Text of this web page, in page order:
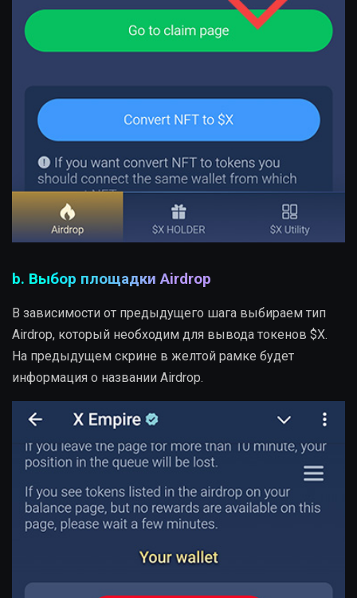
b. Выбор площадки Airdrop
В зависимости от предыдущего шага выбираем тип
Airdrop, который необходим для вывода токенов $X.
На предыдущем скрине в желтой рамке будет
информация о названии Airdrop.